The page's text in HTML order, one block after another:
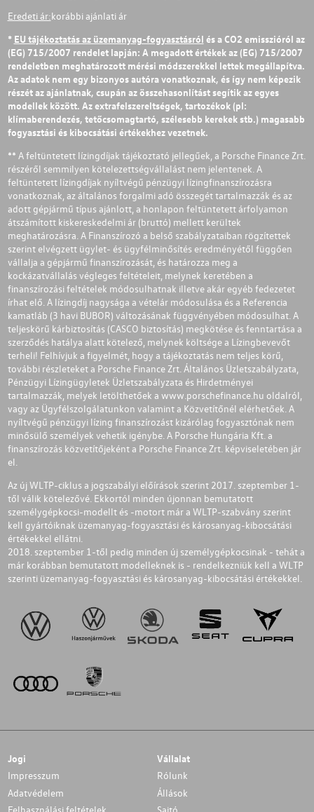
Eredeti ár:korábbi ajánlati ár
* EU tájékoztatás az üzemanyag-fogyasztásról és a CO2 emisszióról az
(EG) 715/2007 rendelet lapján: A megadott értékek az (EG) 715/2007
rendeletben meghatározott mérési módszerekkel lettek megállapítva.
Az adatok nem egy bizonyos autóra vonatkoznak, és így nem képezik
részét az ajánlatnak, csupán az összehasonlítást segítik az egyes
modellek között. Az extrafelszereltségek, tartozékok (pl:
klímaberendezés, tetőcsomagtartó, szélesebb kerekek stb.) magasabb
fogyasztási és kibocsátási értékekhez vezetnek.
** A feltüntetett lízingdíjak tájékoztató jellegűek, a Porsche Finance Zrt.
részéről semmilyen kötelezettségvállalást nem jelentenek. A
feltüntetett lízingdíjak nyíltvégű pénzügyi lízingfinanszírozásra
vonatkoznak, az általános forgalmi adó összegét tartalmazzák és az
adott gépjármű típus ajánlott, a honlapon feltüntetett árfolyamon
átszámított kiskereskedelmi ár (bruttó) mellett kerültek
meghatározásra. A Finanszírozó a belső szabályzataiban rögzítettek
szerint elvégzett ügylet- és ügyfélminősítés eredményétől függően
vállalja a gépjármű finanszírozását, és határozza meg a
kockázatvállalás végleges feltételeit, melynek keretében a
finanszírozási feltételek módosulhatnak illetve akár egyéb fedezetet
írhat elő. A lízingdíj nagysága a vételár módosulása és a Referencia
kamatláb (3 havi BUBOR) változásának függvényében módosulhat. A
teljeskörű kárbiztosítás (CASCO biztosítás) megkötése és fenntartása a
szerződés hatálya alatt kötelező, melynek költsége a Lízingbevevőt
terheli! Felhívjuk a figyelmét, hogy a tájékoztatás nem teljes körű,
további részleteket a Porsche Finance Zrt. Általános Üzletszabályzata,
Pénzügyi Lízingügyletek Üzletszabályzata és Hirdetményei
tartalmazzák, melyek letölthetőek a www.porschefinance.hu oldalról,
vagy az Ügyfélszolgálatunkon valamint a Közvetítőnél elérhetőek. A
nyíltvégű pénzügyi lízing finanszírozást kizárólag fogyasztónak nem
minősülő személyek vehetik igénybe. A Porsche Hungária Kft. a
finanszírozás közvetítőjeként a Porsche Finance Zrt. képviseletében jár
el.
Az új WLTP-ciklus a jogszabályi előírások szerint 2017. szeptember 1-
től válik kötelezővé. Ekkortól minden újonnan bemutatott
személygépkocsi-modellt és -motort már a WLTP-szabvány szerint
kell gyártóiknak üzemanyag-fogyasztási és károsanyag-kibocsátási
értékekkel ellátni.
2018. szeptember 1-től pedig minden új személygépkocsinak - tehát a
már korábban bemutatott modelleknek is - rendelkezniük kell a WLTP
szerinti üzemanyag-fogyasztási és károsanyag-kibocsátási értékekkel.
Jogi
Impresszum
Adatvédelem
Vállalat
Rólunk
Állások